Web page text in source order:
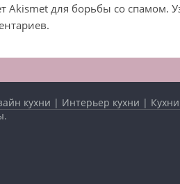
Akismet для борьбы со спамом.
кухни | Интерьер кухни |